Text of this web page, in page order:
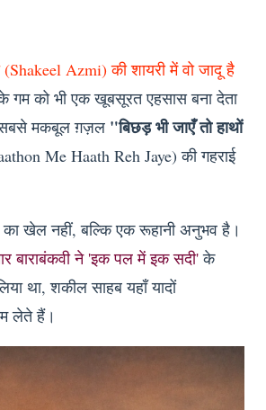
Azmi) की शायरी में वो जादू है
गम को भी एक खूबसूरत एहसास बना देता
मकबूल ग़ज़ल "बिछड़ भी जाएँ तो हाथों
Me Haath Reh Jaye) की गहराई
का खेल नहीं, बल्कि एक रूहानी अनुभव है।
बाराबंकवी ने 'इक पल में इक सदी'के
था, शकील साहब यहाँ यादों
लेते हैं।